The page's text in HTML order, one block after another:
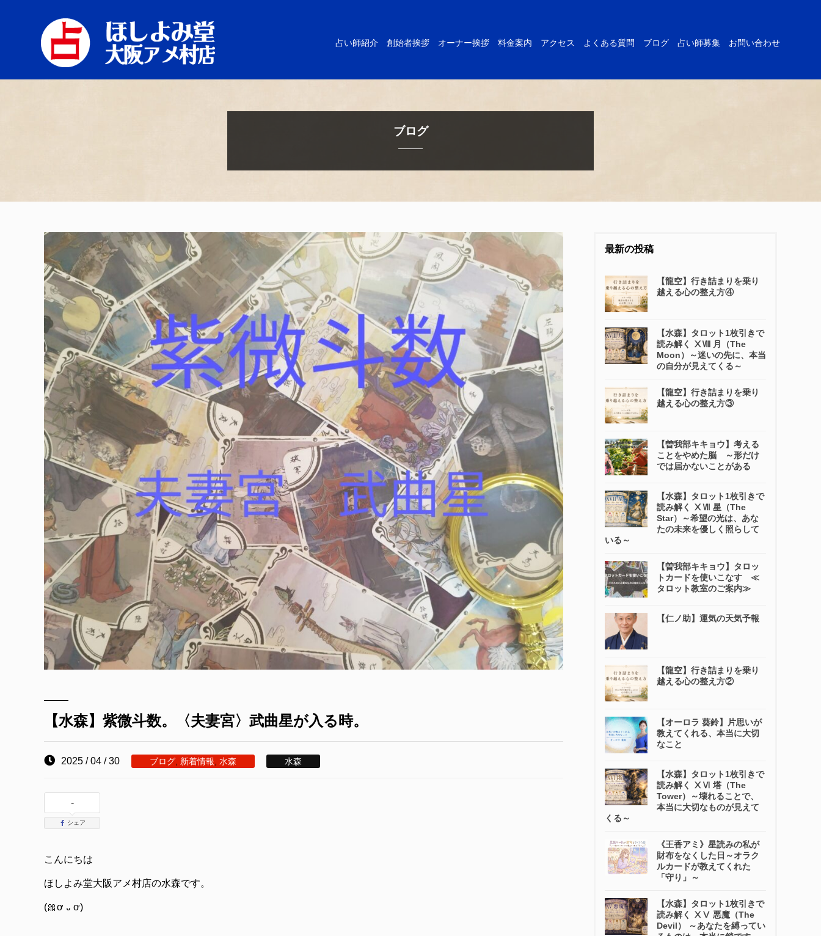
占い師紹介 創始者挨拶 オーナー挨拶 料金案内 アクセス よくある質問 ブログ 占い師募集 お問い合わせ
ブログ
【水森】紫微斗数。〈夫妻宮〉武曲星が入る時。
2025 / 04 / 30 ブログ 新着情報 水森 水森
-
シェア
こんにちは
ほしよみ堂大阪アメ村店の水森です。
(🎀ơ ᎑ ơ)
最新の投稿
【龍空】行き詰まりを乗り
越える心の整え方④
【水森】タロット1枚引きで
読み解く ⅩⅧ 月（The
Moon）～迷いの先に、本当
の自分が見えてくる～
【龍空】行き詰まりを乗り
越える心の整え方③
【曽我部キキョウ】考える
ことをやめた脳 ～形だけ
では届かないことがある
【水森】タロット1枚引きで
読み解く ⅩⅦ 星（The
Star）～希望の光は、あな
たの未来を優しく照らして
いる～
【曽我部キキョウ】タロッ
トカードを使いこなす ≪
タロット教室のご案内≫
【仁ノ助】運気の天気予報
【龍空】行き詰まりを乗り
越える心の整え方②
【オーロラ 葵鈴】片思いが
教えてくれる、本当に大切
なこと
【水森】タロット1枚引きで
読み解く ⅩⅥ 塔（The
Tower）～壊れることで、
本当に大切なものが見えて
くる～
《王香アミ》星読みの私が
財布をなくした日～オラク
ルカードが教えてくれた
「守り」～
【水森】タロット1枚引きで
読み解く ⅩⅤ 悪魔（The
Devil） ～あなたを縛ってい